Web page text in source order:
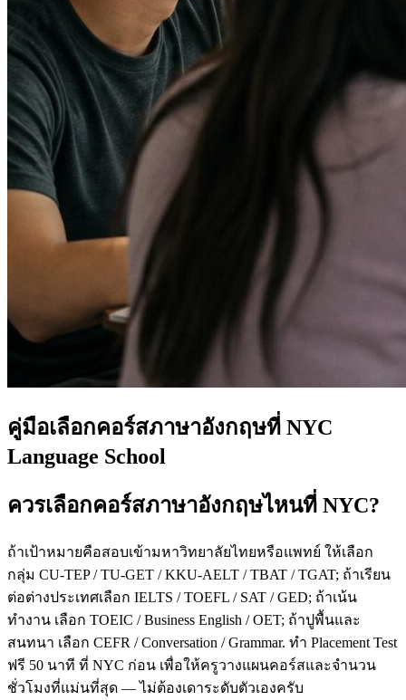
คู่มือเลือกคอร์สภาษาอังกฤษที่ NYC
Language School
ควรเลือกคอร์สภาษาอังกฤษไหนที่ NYC?
ถ้าเป้าหมายคือสอบเข้ามหาวิทยาลัยไทยหรือแพทย์ ให้เลือก
กลุ่ม CU-TEP / TU-GET / KKU-AELT / TBAT / TGAT; ถ้าเรียน
ต่อต่างประเทศเลือก IELTS / TOEFL / SAT / GED; ถ้าเน้น
ทำงาน เลือก TOEIC / Business English / OET; ถ้าปูพื้นและ
สนทนา เลือก CEFR / Conversation / Grammar. ทำ Placement Test
ฟรี 50 นาที ที่ NYC ก่อน เพื่อให้ครูวางแผนคอร์สและจำนวน
ชั่วโมงที่แม่นที่สุด — ไม่ต้องเดาระดับตัวเองครับ